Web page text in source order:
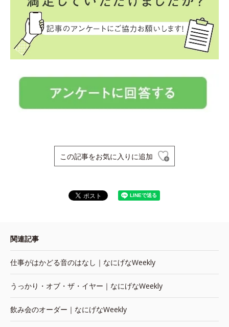
この記事をお気に入りに追加
関連記事
仕事がはかどる音のはなし｜なにげなWeekly
うっかり・オブ・ザ・イヤー｜なにげなWeekly
飲み会のオーダー｜なにげなWeekly